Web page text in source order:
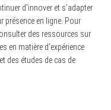
d’innover et s’adapter
présence en ligne. Pour
des ressources sur
en matière d’expérience
des études de cas de